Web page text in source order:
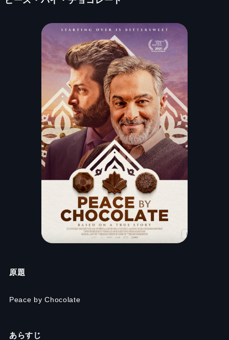
原題
Peace by Chocolate
あらすじ